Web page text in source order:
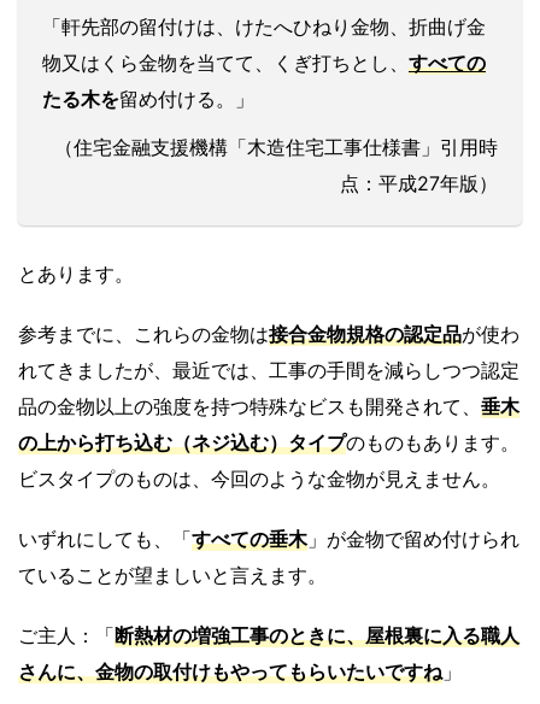
「軒先部の留付けは、けたへひねり金物、折曲げ金
物又はくら金物を当てて、くぎ打ちとし、 すべての
たる木を留め付ける。」
（住宅金融支援機構「木造住宅工事仕様書」引用時
点：平成27年版）
とあります。
参考までに、これらの金物は接合金物規格の認定品が使わ
れてきましたが、最近では、工事の手間を減らしつつ認定
品の金物以上の強度を持つ特殊なビスも開発されて、 垂木
の上から打ち込む（ネジ込む）タイプのものもあります。
ビスタイプのものは、今回のような金物が見えません。
いずれにしても、「すべての垂木」が金物で留め付けられ
ていることが望ましいと言えます。
ご主人：「断熱材の増強工事のときに、屋根裏に入る職人
さんに、金物の取付けもやってもらいたいですね」